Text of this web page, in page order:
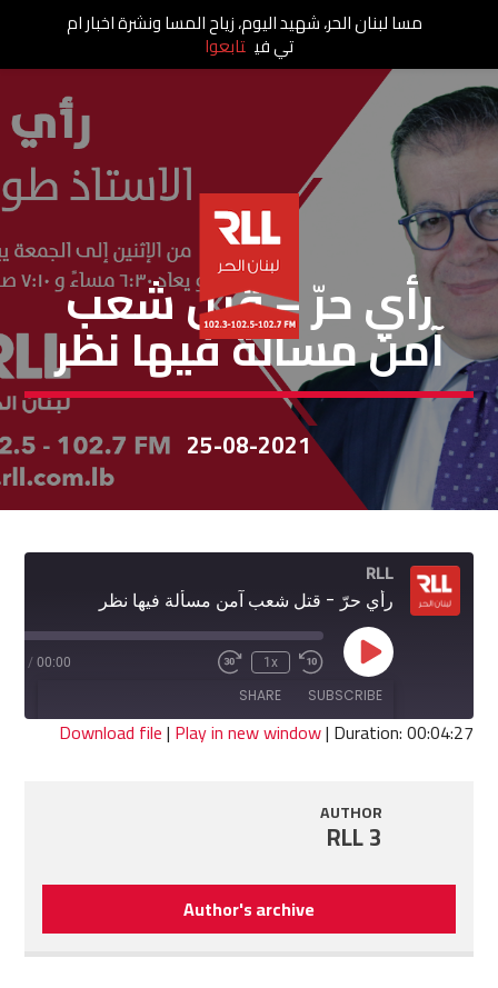
رأي حر
رأي حرّ – قتل شعب
آمن مسألة فيها نظر
25-08-2021
RLL
رأي حرّ - قتل شعب آمن مسألة فيها نظر
Play
Episode
Rewind
10
Seconds
1x
Fast
seconds
00:00
/
SUBSCRIBE
SHARE
Download file| Play in new window| Duration: 00:04:27
AUTHOR
RLL 3
Author's archive
مسا لبنان الحر، شهيد اليوم، زياح المسا ونشرة اخبار ام
تي في تابعوا